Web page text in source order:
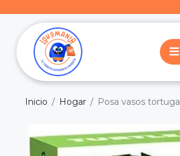
Inicio Hogar Posa vasos tortuga